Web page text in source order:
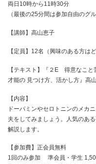
両日10時から11時30分
（最後の25分間は参加自由のグ
【講師】高山恵子
【定員】12名（興味のある方は
【テキスト】『２E 得意なこと
才能の 見つけ方、活かし方』高
【内容】
ドーパミンやセロトニンのメカ
夫をしてみましょう。人気のあ
解説します。
【参加費】正会員無料
1回のみ参加 準会員・学生